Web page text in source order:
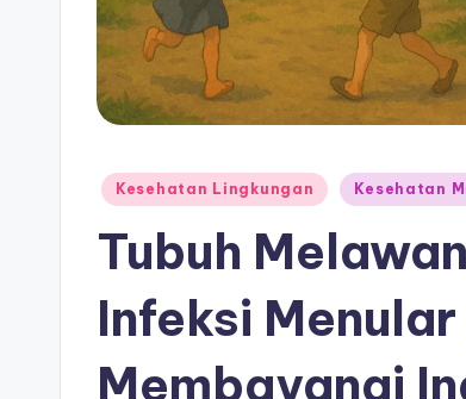
Posted
Kesehatan Lingkungan Kesehatan
Tubuh
Infeksi
Membayangi